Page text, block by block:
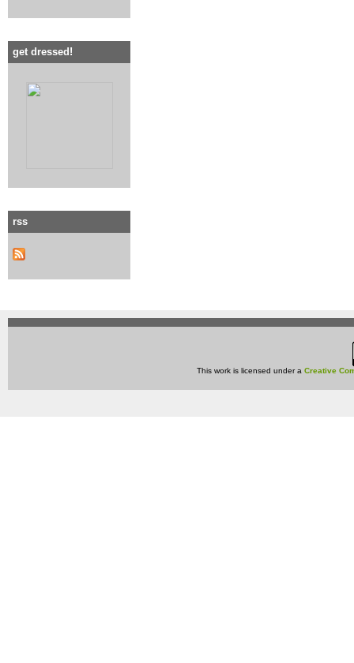
get dressed!
rss
This work is licensed under a Creative